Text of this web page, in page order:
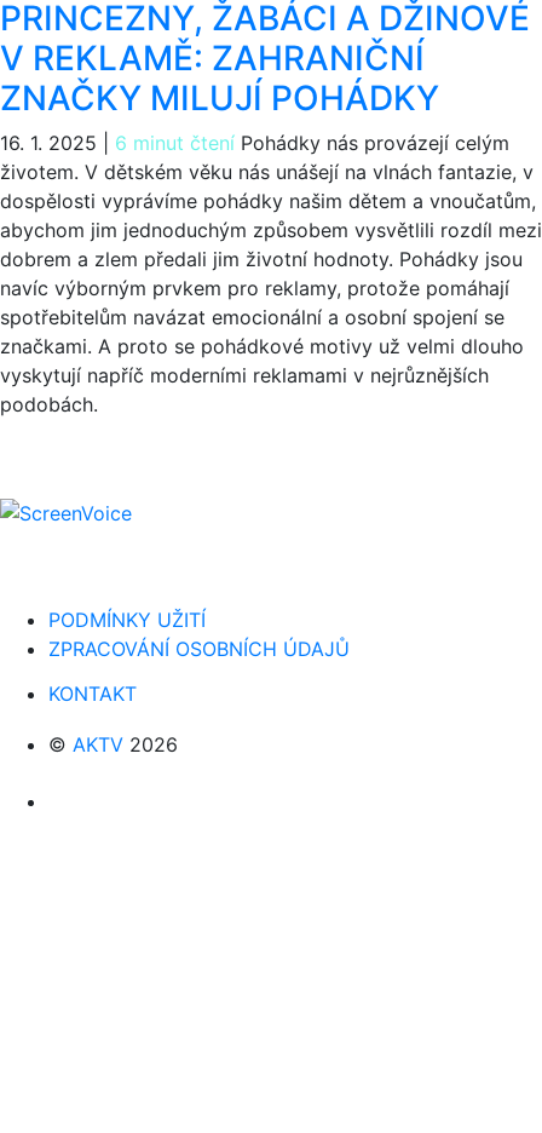
PRINCEZNY, ŽABÁCI A DŽINOVÉ
V REKLAMĚ: ZAHRANIČNÍ
ZNAČKY MILUJÍ POHÁDKY
16. 1. 2025 6 minut čtení Pohádky nás provázejí celým
životem. V dětském věku nás unášejí na vlnách fantazie, v
dospělosti vyprávíme pohádky našim dětem a vnoučatům,
abychom jim jednoduchým způsobem vysvětlili rozdíl mezi
dobrem a zlem předali jim životní hodnoty. Pohádky jsou
navíc výborným prvkem pro reklamy, protože pomáhají
spotřebitelům navázat emocionální a osobní spojení se
značkami. A proto se pohádkové motivy už velmi dlouho
vyskytují napříč moderními reklamami v nejrůznějších
podobách.
PODMÍNKY UŽITÍ
ZPRACOVÁNÍ OSOBNÍCH ÚDAJŮ
KONTAKT
© AKTV 2026